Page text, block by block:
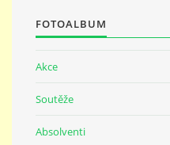
FOTOALBUM
Akce
Soutěže
Absolventi